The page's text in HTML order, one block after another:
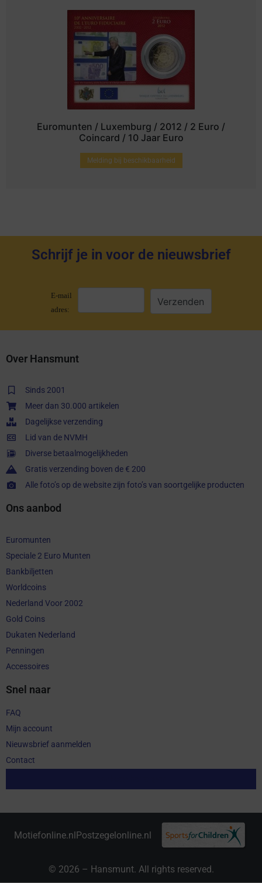
Euromunten / Luxemburg / 2012 / 2 Euro /
Coincard / 10 Jaar Euro
Melding bij beschikbaarheid
Schrijf je in voor de nieuwsbrief
E-mail
adres:
Over Hansmunt
Sinds 2001
Meer dan 30.000 artikelen
Dagelijkse verzending
Lid van de NVMH
Diverse betaalmogelijkheden
Gratis verzending boven de € 200
Alle foto’s op de website zijn foto’s van soortgelijke producten
Ons aanbod
Euromunten
Speciale 2 Euro Munten
Bankbiljetten
Worldcoins
Nederland Voor 2002
Gold Coins
Dukaten Nederland
Penningen
Accessoires
Snel naar
FAQ
Mijn account
Nieuwsbrief aanmelden
Contact
Motiefonline.nl Postzegelonline.nl
© 2026 – Hansmunt. All rights reserved.